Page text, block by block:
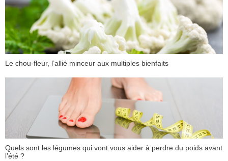
Le chou-fleur, l’allié minceur aux multiples bienfaits
Quels sont les légumes qui vont vous aider à perdre du poids avant
l’été ?